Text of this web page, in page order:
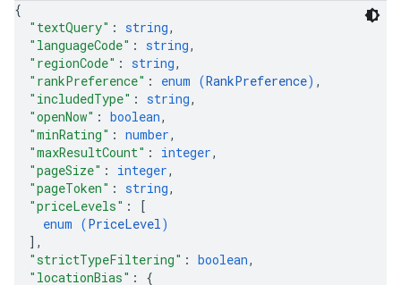
{
"textQuery" : string,
"languageCode" : string,
"regionCode" : string,
"rankPreference" : enum (RankPreference) ,
"includedType" : string,
"openNow" : boolean,
"minRating" : number,
"maxResultCount" : integer,
"pageSize" : integer,
"pageToken" : string,
"priceLevels" :
[
enum (PriceLevel)
] ,
"strictTypeFiltering" : boolean,
"locationBias" : {